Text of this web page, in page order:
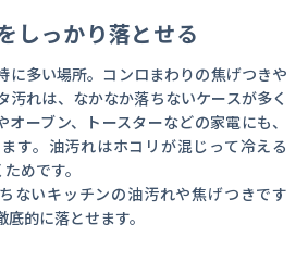
しっかり落とせる
に多い場所。コンロまわりの焦げつきや
汚れは、なかなか落ちないケースが多く
ーブン、トースターなどの家電にも、
す。油汚れはホコリが混じって冷える
めです。
ないキッチンの油汚れや焦げつきです
的に落とせます。